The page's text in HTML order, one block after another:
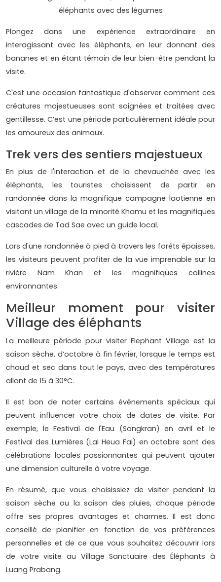
éléphants avec des légumes
Plongez dans une expérience extraordinaire en
interagissant avec les éléphants, en leur donnant des
bananes et en étant témoin de leur bien-être pendant la
visite.
C'est une occasion fantastique d'observer comment ces
créatures majestueuses sont soignées et traitées avec
gentillesse. C’est une période particulièrement idéale pour
les amoureux des animaux.
Trek vers des sentiers majestueux
En plus de l'interaction et de la chevauchée avec les
éléphants, les touristes choisissent de partir en
randonnée dans la magnifique campagne laotienne en
visitant un village de la minorité Khamu et les magnifiques
cascades de Tad Sae avec un guide local.
Lors d'une randonnée à pied à travers les forêts épaisses,
les visiteurs peuvent profiter de la vue imprenable sur la
rivière Nam Khan et les magnifiques collines
environnantes.
Meilleur moment pour visiter
Village des éléphants
La meilleure période pour visiter Elephant Village est la
saison sèche, d’octobre à fin février, lorsque le temps est
chaud et sec dans tout le pays, avec des températures
allant de 15 à 30°C.
Il est bon de noter certains événements spéciaux qui
peuvent influencer votre choix de dates de visite. Par
exemple, le Festival de l'Eau (Songkran) en avril et le
Festival des Lumières (Lai Heua Fai) en octobre sont des
célébrations locales passionnantes qui peuvent ajouter
une dimension culturelle à votre voyage.
En résumé, que vous choisissiez de visiter pendant la
saison sèche ou la saison des pluies, chaque période
offre ses propres avantages et charmes. Il est donc
conseillé de planifier en fonction de vos préférences
personnelles et de ce que vous souhaitez découvrir lors
de votre visite au Village Sanctuaire des Éléphants à
Luang Prabang.